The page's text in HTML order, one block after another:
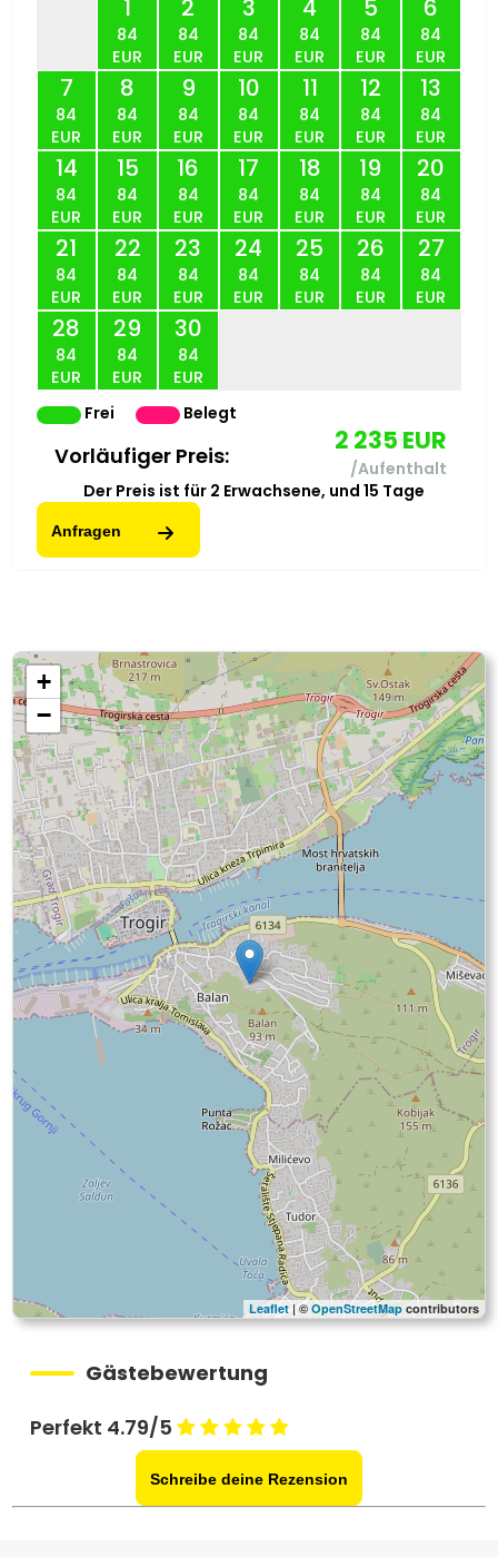
1
84
EUR
2
84
EUR
3
84
EUR
4
84
EUR
5
84
EUR
6
84
EUR
7
84
EUR
8
84
EUR
9
84
EUR
10
84
EUR
11
84
EUR
12
84
EUR
13
84
EUR
14
84
EUR
15
84
EUR
16
84
EUR
17
84
EUR
18
84
EUR
19
84
EUR
20
84
EUR
21
84
EUR
22
84
EUR
23
84
EUR
24
84
EUR
25
84
EUR
26
84
EUR
27
84
EUR
28
84
EUR
29
84
EUR
30
84
EUR
Frei
Belegt
Vorläufiger Preis: 2 235 EUR
/Aufenthalt
Der Preis ist für 2 Erwachsene, und 15 Tage
Anfragen
+
−
Leaflet| ©OpenStreetMap contributors
Gästebewertung
Perfekt 4.79/5
Schreibe deine Rezension